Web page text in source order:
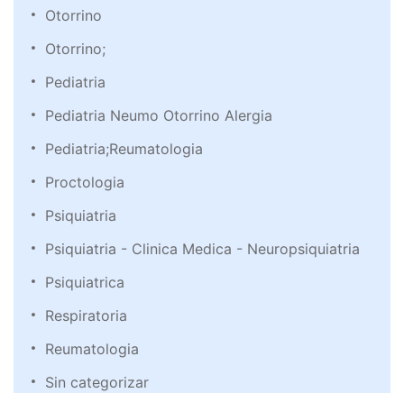
Otorrino
Otorrino;
Pediatria
Pediatria Neumo Otorrino Alergia
Pediatria;Reumatologia
Proctologia
Psiquiatria
Psiquiatria - Clinica Medica - Neuropsiquiatria
Psiquiatrica
Respiratoria
Reumatologia
Sin categorizar